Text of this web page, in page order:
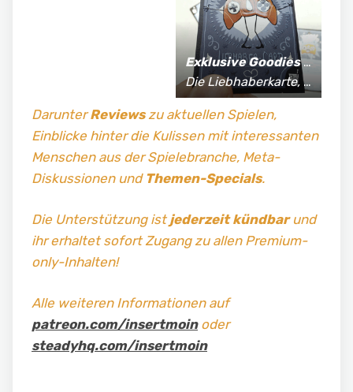
Exklusive Goodiesfür Supporter*innen:
Die Liebhaberkarte, jährlich limitierte Fan-Shirts und vieles mehr!
DarunterReviewszu aktuellen Spielen,
Einblicke hinter die Kulissen mit interessanten
Menschen aus der Spielebranche, Meta-
Diskussionen und Themen-Specials.
Die Unterstützung istjederzeit kündbarund
ihr erhaltet sofort Zugang zu allen Premium-
only-Inhalten!
Alle weiteren Informationen auf
patreon.com/insertmoinoder
steadyhq.com/insertmoin